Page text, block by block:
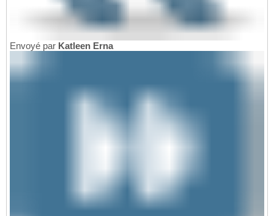
Envoyé par Katleen Erna